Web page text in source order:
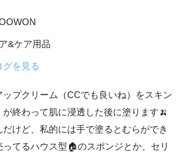
&ケア用品
グを見る
ップクリーム（CCでも良いね）をスキン
終わって肌に浸透した後に塗ります🍌
けど、私的には手で塗るとむらができ
ってるハウス型🏠のスポンジとか、セリ